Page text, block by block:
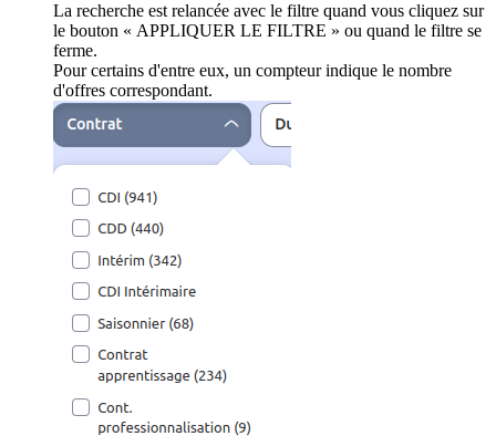
La recherche est relancée avec le filtre quand vous cliquez sur
le bouton « APPLIQUER LE FILTRE » ou quand le filtre se
ferme.
Pour certains d'entre eux, un compteur indique le nombre
d'offres correspondant.